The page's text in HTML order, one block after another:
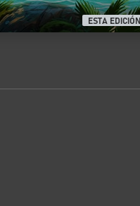
ESTA EDICIÓN